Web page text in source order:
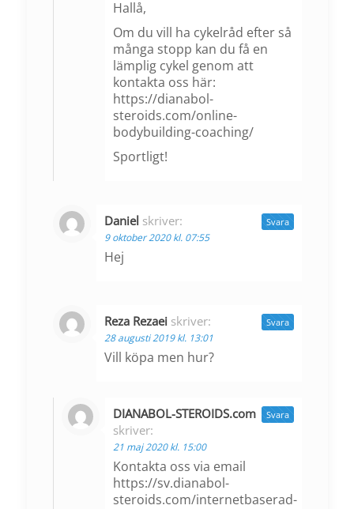
Hallå,
Om du vill ha cykelråd efter så
många stopp kan du få en
lämplig cykel genom att
kontakta oss här:
https://dianabol-
steroids.com/online-
bodybuilding-coaching/
Sportligt!
Daniel skriver:
9 oktober 2020 kl. 07:55
Hej
Svara
Reza Rezaei skriver:
28 augusti 2019 kl. 13:01
Vill köpa men hur?
Svara
DIANABOL-STEROIDS.com
skriver:
21 maj 2020 kl. 15:00
Kontakta oss via email
https://sv.dianabol-
steroids.com/internetbaserad-
Svara